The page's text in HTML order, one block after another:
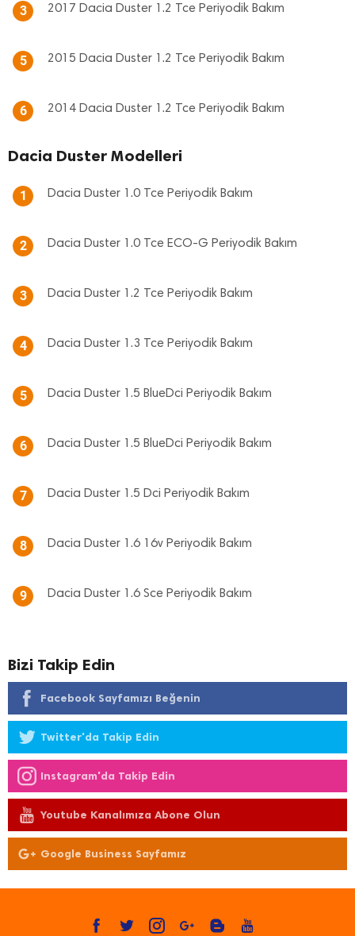
3 2017 Dacia Duster 1.2 Tce Periyodik Bakım
5 2015 Dacia Duster 1.2 Tce Periyodik Bakım
6 2014 Dacia Duster 1.2 Tce Periyodik Bakım
Dacia Duster Modelleri
1 Dacia Duster 1.0 Tce Periyodik Bakım
2 Dacia Duster 1.0 Tce ECO-G Periyodik Bakım
3 Dacia Duster 1.2 Tce Periyodik Bakım
4 Dacia Duster 1.3 Tce Periyodik Bakım
5 Dacia Duster 1.5 BlueDci Periyodik Bakım
6 Dacia Duster 1.5 BlueDci Periyodik Bakım
7 Dacia Duster 1.5 Dci Periyodik Bakım
8 Dacia Duster 1.6 16v Periyodik Bakım
9 Dacia Duster 1.6 Sce Periyodik Bakım
Bizi Takip Edin
Facebook Sayfamızı Beğenin
Twitter'da Takip Edin
Instagram'da Takip Edin
Youtube Kanalımıza Abone Olun
Google Business Sayfamız